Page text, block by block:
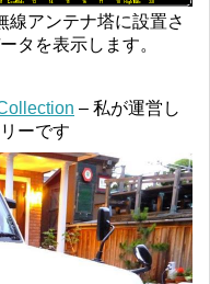
線アンテナ塔に設置さ
タを表示します。
– 私が運営し
ーです